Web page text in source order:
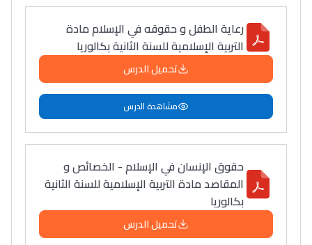
رعاية الطفل و حقوقه في الإسلام مادة
التربية الإسلامية للسنة الثانية بكالوريا
تحميل الدرس
مشاهدة الدرس
حقوق الإنسان في الإسلام - الخصائص و
المقاصد مادة التربية الإسلامية للسنة الثانية
بكالوريا
تحميل الدرس